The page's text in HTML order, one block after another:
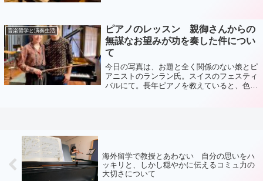
よ...
音楽留学と演奏生活
ピアノのレッスン 親御さんからの
無謀なお望みが功を奏した件につい
て
今日の写真は、お題と全く関係のない娘とピ
アニストのランラン氏。スイスのフェスティ
バルにて。長年ピアノを教えていると、色々
海外留学で教授とあわない 自分の思いをハ
ッキリと、しかし穏やかに伝えるコミュ力の
大切さについて